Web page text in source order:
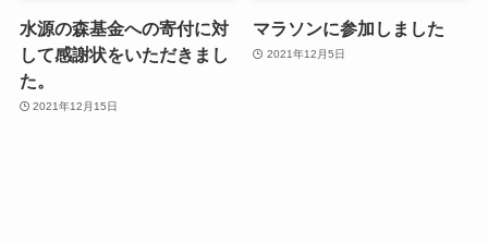
水源の森基金への寄付に対
して感謝状をいただきまし
た。
2021年12月15日
マラソンに参加しました
2021年12月5日